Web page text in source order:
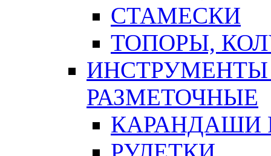
СТАМЕСКИ
ТОПОРЫ,
ИНСТРУМЕНТЫ
РАЗМЕТОЧНЫЕ
КАРАНДАШИ